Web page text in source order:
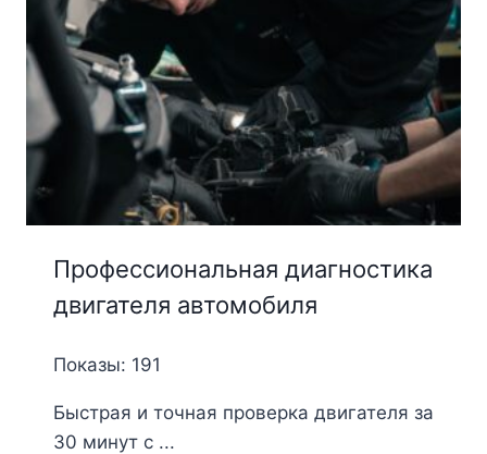
Профессиональная диагностика
двигателя автомобиля
Показы: 191
Быстрая и точная проверка двигателя за
30 минут с ...